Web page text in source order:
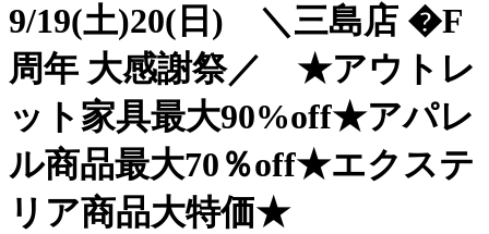
9/19(土)20(日) ＼三島店 �F
周年 大感謝祭／ ★アウトレ
ット家具最大90%off★アパレ
ル商品最大70％off★エクステ
リア商品大特価★